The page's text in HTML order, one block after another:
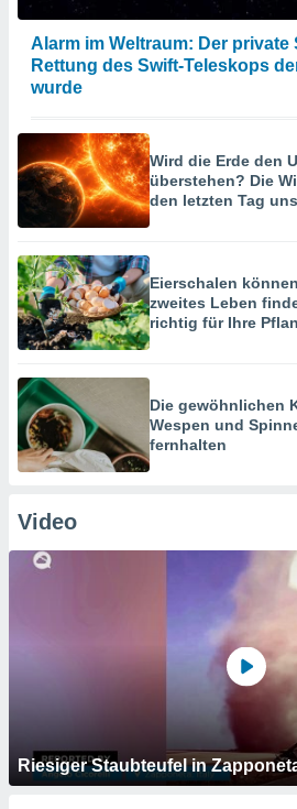
Alarm im Weltraum: Der private
Rettung des Swift-Teleskops
wurde
Wird die Erde den
überstehen? Die
den letzten Tag
Eierschalen
zweites Leben
richtig für Ihre
Die gewöhnlichen
Wespen und
fernhalten
Video
Riesiger Staubteufel in